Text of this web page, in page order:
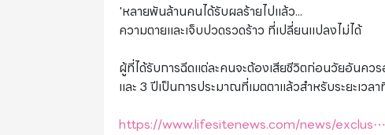
'หลายพันล้านคนได้รับผลร้ายไปแล้ว...
ความตายและเจ็บปวดรวดร้าว ที่เปลี่ยนแปลงไม่ได้
ผู้ที่ได้รับการฉีดแต่ละคนจะต้องเสียชีวิตก่อนวัยอันคว
และ 3 ปีเป็นการประมาณที่เมตตาแล้วสำหรับระยะเว
https://www.lifesitenews.com/news/